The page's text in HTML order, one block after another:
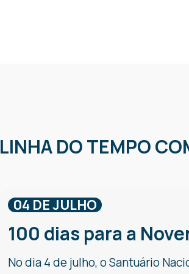
LINHA DO TEMPO
04 DE JULHO
100 dias para a
No dia 4 de julho, o Santuário